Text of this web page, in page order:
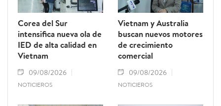
Corea del Sur
intensifica nueva ola de
IED de alta calidad en
Vietnam
09/08/2026
NOTICIEROS
Vietnam y Australia
buscan nuevos motores
de crecimiento
comercial
09/08/2026
NOTICIEROS